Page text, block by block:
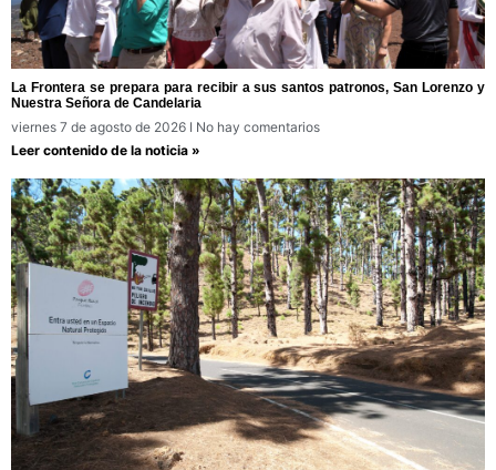
La Frontera se prepara para recibir a sus santos patronos, San Lorenzo y
Nuestra Señora de Candelaria
viernes 7 de agosto de 2026
No hay comentarios
Leer contenido de la noticia »